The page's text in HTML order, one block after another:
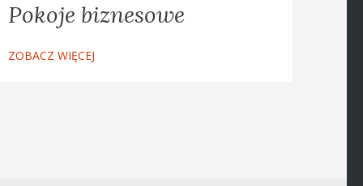
Pokoje biznesowe
ZOBACZ WIĘCEJ